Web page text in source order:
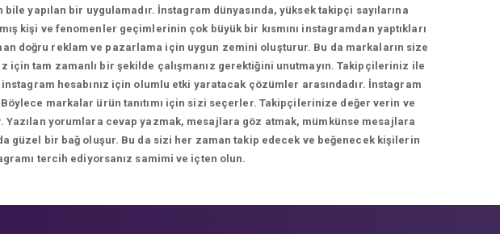
yapılan bir uygulamadır. İnstagram dünyasında, yüksek takipçi sayılarına
kişi ve fenomenler geçimlerinin çok büyük bir kısmını instagramdan yaptıkları
doğru reklam ve pazarlama için uygun zemini oluşturur. Bu da markaların size
tam zamanlı bir şekilde çalışmanız gerektiğini unutmayın. Takipçileriniz ile
hesabınız için olumlu etki yaratacak çözümler arasındadır. İnstagram
markalar ürün tanıtımı için sizi seçerler. Takipçilerinize değer verin ve
yorumlara cevap yazmak, mesajlara göz atmak, mümkünse mesajlara
güzel bir bağ oluşur. Bu da sizi her zaman takip edecek ve beğenecek kişilerin
tercih ediyorsanız samimi ve içten olun.